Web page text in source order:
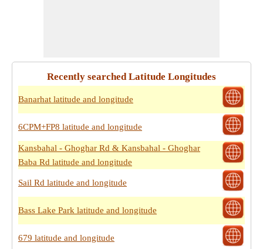
Recently searched Latitude Longitudes
Banarhat latitude and longitude
6CPM+FP8 latitude and longitude
Kansbahal - Ghoghar Rd & Kansbahal - Ghoghar
Baba Rd latitude and longitude
Sail Rd latitude and longitude
Bass Lake Park latitude and longitude
679 latitude and longitude